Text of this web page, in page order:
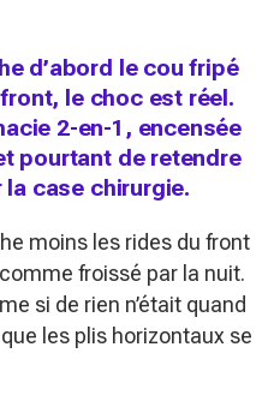
d’abord le cou fripé
le choc est réel.
2-en-1, encensée
pourtant de retendre
la case chirurgie.
moins les rides du front
froissé par la nuit.
si de rien n’était quand
les plis horizontaux se